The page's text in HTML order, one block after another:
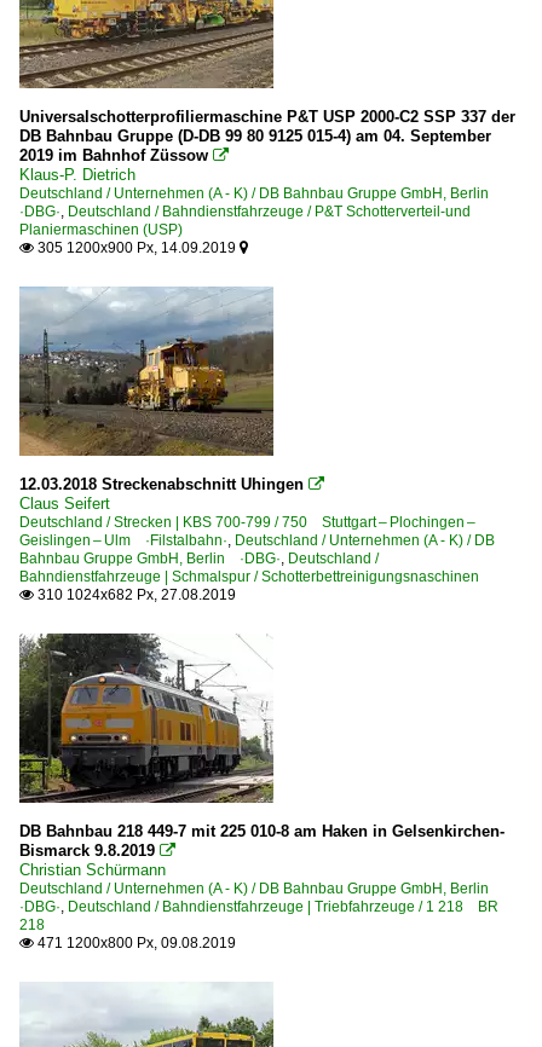
Müllheim (Baden)
München Hauptbahnhof ·MH·
München-Heimeranplatz
Münster (Westf) Hbf ·EMST·
Neuwied
Niebüll
Nürnberg (sonstige)
Offenburg
Bahnhöfe (R - Z)
Radeberg
Rheine
Rodleben
Saarmund
Ulm Hbf ·TQU R/F·
Unna
Wanne-Eickel Hbf
Wassertürme und -kräne
Detailfotos
Stopfaggregate
Dieselloks | 92 80
1 203 BR 203 DR 110 Umbau DR V 100.1 Private
1 212 BR 212 DB V 100.20
1 213 BR 213 DB V 100.23 Steilstreckenlok
1 218 BR 218
1 225 BR 225 Umbau BR 215 Private
Universalschotterprofiliermaschine P&T USP 2000-C2 SSP 337 der
DB Bahnbau Gruppe (D-DB 99 80 9125 015-4) am 04. September
2019 im Bahnhof Züssow 
Klaus-P. Dietrich
Deutschland / Unternehmen (A - K) / DB Bahnbau Gruppe GmbH, Berlin
·DBG·, Deutschland / Bahndienstfahrzeuge / P&T Schotterverteil-und
Planiermaschinen (USP)
 305 1200x900 Px, 14.09.2019 
12.03.2018 Streckenabschnitt Uhingen 
Claus Seifert
Deutschland / Strecken | KBS 700-799 / 750 Stuttgart – Plochingen –
Geislingen – Ulm ·Filstalbahn·, Deutschland / Unternehmen (A - K) / DB
Bahnbau Gruppe GmbH, Berlin ·DBG·, Deutschland /
Bahndienstfahrzeuge | Schmalspur / Schotterbettreinigungsnaschinen
 310 1024x682 Px, 27.08.2019
DB Bahnbau 218 449-7 mit 225 010-8 am Haken in Gelsenkirchen-
Bismarck 9.8.2019 
Christian Schürmann
Deutschland / Unternehmen (A - K) / DB Bahnbau Gruppe GmbH, Berlin
·DBG·, Deutschland / Bahndienstfahrzeuge | Triebfahrzeuge / 1 218 BR
218
 471 1200x800 Px, 09.08.2019